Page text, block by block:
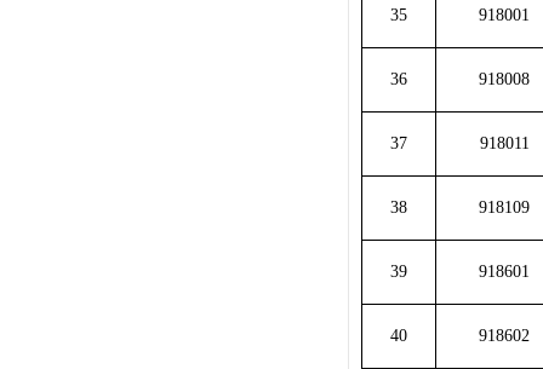
35 918001
36 918008
37 918011
38 918109
39 918601
40 918602